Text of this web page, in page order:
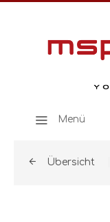
Menü
Übersicht